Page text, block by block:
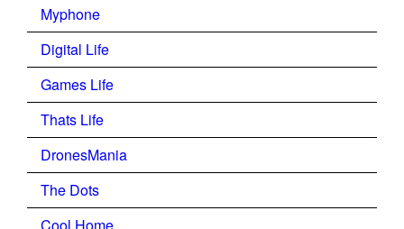
Myphone
Digital Life
Games Life
Thats Life
DronesMania
The Dots